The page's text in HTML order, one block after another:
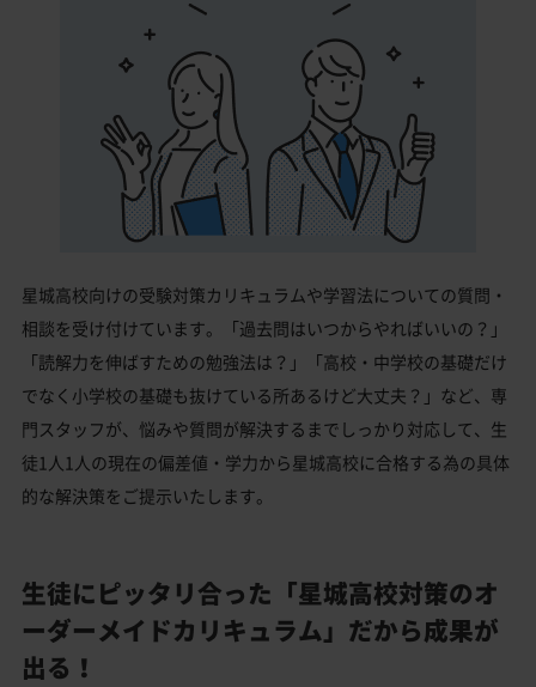
星城高校向けの受験対策カリキュラムや学習法についての質問・
相談を受け付けています。「過去問はいつからやればいいの？」
「読解力を伸ばすための勉強法は？」「高校・中学校の基礎だけ
でなく小学校の基礎も抜けている所あるけど大丈夫？」など、専
門スタッフが、悩みや質問が解決するまでしっかり対応して、生
徒1人1人の現在の偏差値・学力から星城高校に合格する為の具体
的な解決策をご提示いたします。
生徒にピッタリ合った「星城高校対策のオ
ーダーメイドカリキュラム」だから成果が
出る！